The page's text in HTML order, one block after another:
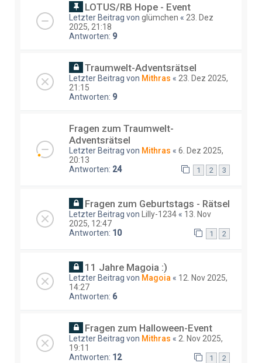
LOTUS/RB Hope - Event
Letzter Beitrag von glümchen « 23. Dez
2025, 21:18
Antworten: 9
Traumwelt-Adventsrätsel
Letzter Beitrag von Mithras « 23. Dez 2025,
21:15
Antworten: 9
Fragen zum Traumwelt-
Adventsrätsel
Letzter Beitrag von Mithras « 6. Dez 2025,
20:13
Antworten: 24 1 2 3
Fragen zum Geburtstags - Rätsel
Letzter Beitrag von Lilly-1234 « 13. Nov
2025, 12:47
Antworten: 10 1 2
11 Jahre Magoia :)
Letzter Beitrag von Magoia « 12. Nov 2025,
14:27
Antworten: 6
Fragen zum Halloween-Event
Letzter Beitrag von Mithras « 2. Nov 2025,
19:11
Antworten: 12 1 2